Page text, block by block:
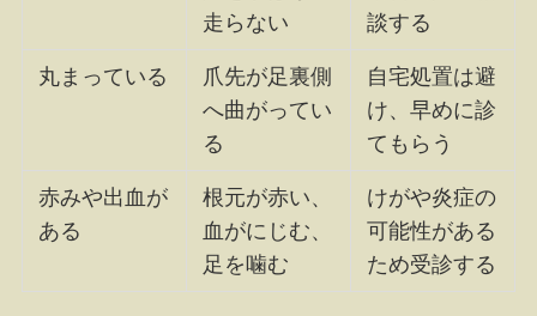
走らない
談する
丸まっている
爪先が足裏側
へ曲がってい
る
自宅処置は避
け、早めに診
てもらう
赤みや出血が
ある
根元が赤い、
血がにじむ、
足を噛む
けがや炎症の
可能性がある
ため受診する